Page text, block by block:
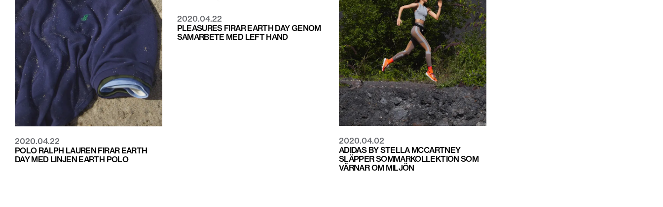
2020.04.22
POLO RALPH LAUREN FIRAR EARTH
DAY MED LINJEN EARTH POLO
2020.04.22
PLEASURES FIRAR EARTH DAY GENOM
SAMARBETE MED LEFT HAND
2020.04.02
ADIDAS BY STELLA MCCARTNEY
SLÄPPER SOMMARKOLLEKTION SOM
VÄRNAR OM MILJÖN